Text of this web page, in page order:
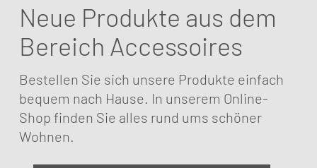
Neue Produkte aus dem
Bereich Accessoires
Bestellen Sie sich unsere Produkte einfach
bequem nach Hause. In unserem Online-
Shop finden Sie alles rund ums schöner
Wohnen.